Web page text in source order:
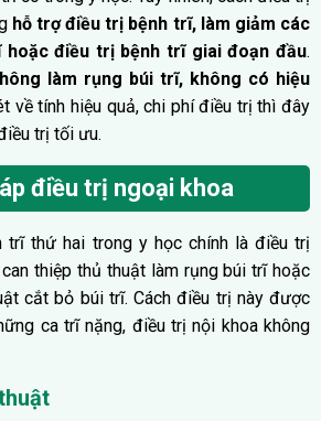
hỗ trợ điều trị bệnh trĩ, làm giảm các
hoặc điều trị bệnh trĩ giai đoạn đầu.
làm rụng búi trĩ, không có hiệu
về tính hiệu quả, chi phí điều trị thì đây
trị tối ưu.
điều trị ngoại khoa
trĩ thứ hai trong y học chính là điều trị
thiệp thủ thuật làm rụng búi trĩ hoặc
cắt bỏ búi trĩ. Cách điều trị này được
ca trĩ nặng, điều trị nội khoa không